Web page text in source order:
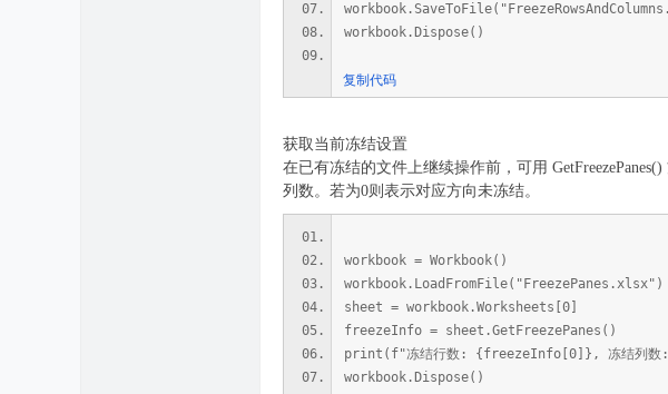
workbook.Dispose()
复制代码
获取当前冻结设置
在已有冻结的文件上继续操作前，可用
列数。若为0则表示对应方向未冻结。
workbook = Workbook()
workbook.LoadFromFile("FreezePanes.xlsx")
sheet = workbook.Worksheets[0]
freezeInfo = sheet.GetFreezePanes()
print(f"冻结行数: {freezeInfo[0]}, 冻结列
workbook.Dispose()